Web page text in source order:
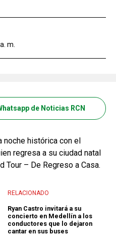
m.
de Noticias RCN
noche histórica con el
regresa a su ciudad natal
Tour – De Regreso a Casa.
RELACIONADO
Ryan Castro invitará a su
concierto en Medellín a los
conductores que lo dejaron
cantar en sus buses